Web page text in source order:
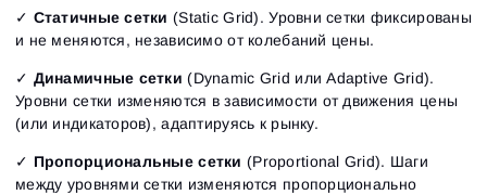
✓ Статичные сетки (Static Grid). Уровни сетки фиксированы
и не меняются, независимо от колебаний цены.
✓ Динамичные сетки (Dynamic Grid или Adaptive Grid).
Уровни сетки изменяются в зависимости от движения цены
(или индикаторов), адаптируясь к рынку.
✓ Пропорциональные сетки (Proportional Grid). Шаги
между уровнями сетки изменяются пропорционально